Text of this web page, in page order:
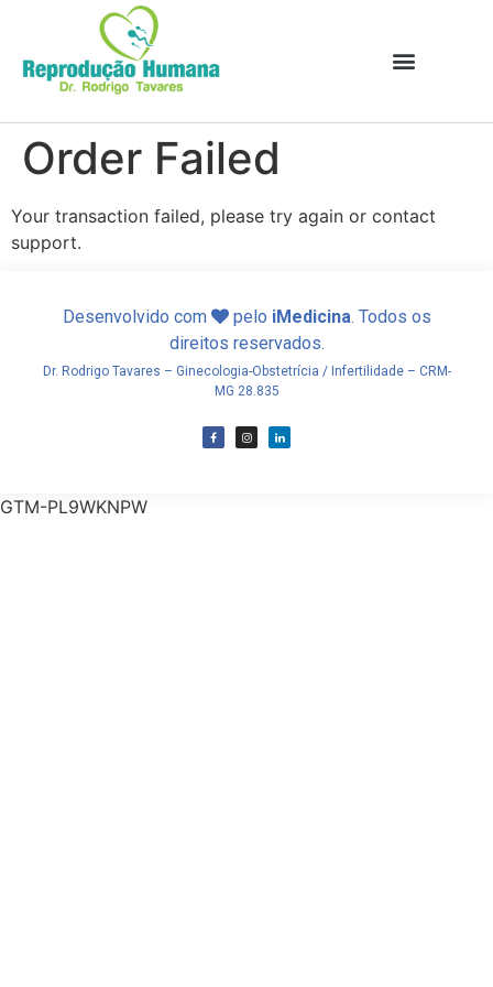
Order Failed
Your transaction failed, please try again or contact
support.
Desenvolvido com pelo iMedicina. Todos os
direitos reservados.
Dr. Rodrigo Tavares – Ginecologia-Obstetrícia / Infertilidade – CRM-
MG 28.835
GTM-PL9WKNPW